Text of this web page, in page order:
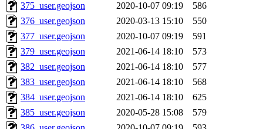
375_user.geojson
2020-10-07 09:19
586
376_user.geojson
2020-03-13 15:10
550
377_user.geojson
2020-10-07 09:19
591
379_user.geojson
2021-06-14 18:10
573
382_user.geojson
2021-06-14 18:10
577
383_user.geojson
2021-06-14 18:10
568
384_user.geojson
2021-06-14 18:10
625
385_user.geojson
2020-05-28 15:08
579